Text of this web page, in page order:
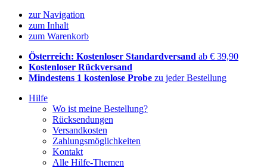
zur Navigation
zum Inhalt
zum Warenkorb
Österreich: Kostenloser Standardversand ab € 39,90
Kostenloser Rückversand
Mindestens 1 kostenlose Probe zu jeder Bestellung
Hilfe
Wo ist meine Bestellung?
Rücksendungen
Versandkosten
Zahlungsmöglichkeiten
Kontakt
Alle Hilfe-Themen